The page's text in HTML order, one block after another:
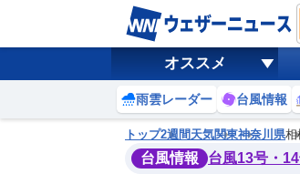
オススメ
雨雲レーダー 台風情報
トップ2週間天気関東神奈川県相
台風情報 台風13号・